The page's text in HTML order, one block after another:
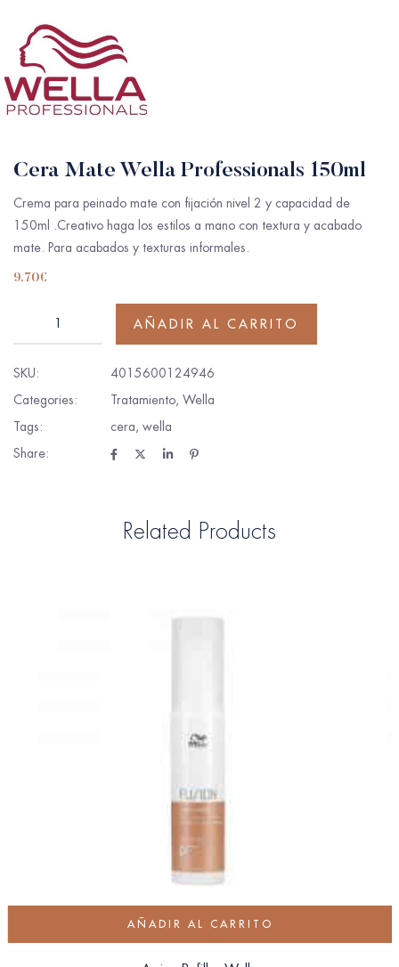
Cera Mate Wella Professionals 150ml
Crema para peinado mate con fijación nivel 2 y capacidad de
150ml .Creativo haga los estilos a mano con textura y acabado
mate. Para acabados y texturas informales.
9.70€
AÑADIR AL CARRITO
SKU:
4015600124946
Categories:
Tratamiento, Wella
Tags:
cera, wella
Share:
Related Products
AÑADIR AL CARRITO